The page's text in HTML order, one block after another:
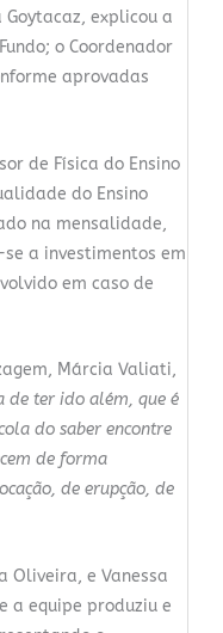
explicou a
o Coordenador
aprovadas
de Física do Ensino
do Ensino
na mensalidade,
a investimentos em
em caso de
Márcia Valiati,
de ter ido além, que é
do saber encontre
de forma
de erupção, de
Oliveira, e Vanessa
a equipe produziu e